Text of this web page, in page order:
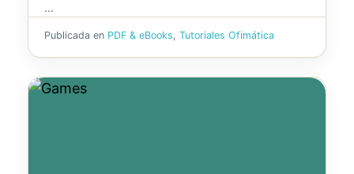
…
Publicada en PDF & eBooks, Tutoriales Ofimática